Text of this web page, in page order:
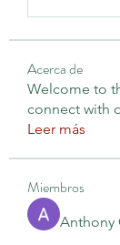
Acerca de
Welcome to
connect with
Leer más
Miembros
Anthony